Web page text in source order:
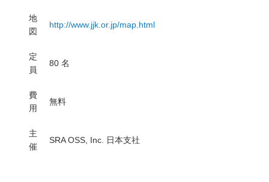
地
図
http://www.jjk.or.jp/map.html
定
員
80 名
費
用
無料
主
催
SRA OSS, Inc. 日本支社